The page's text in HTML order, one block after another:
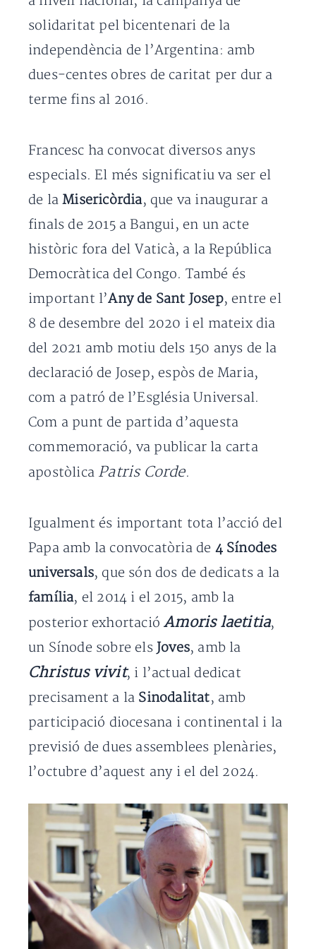
solidaritat pel bicentenari de la
independència de l’Argentina: amb
dues-centes obres de caritat per dur a
terme fins al 2016.
Francesc ha convocat diversos anys
especials. El més significatiu va ser el
de laMisericòrdia, que va inaugurar a
finals de 2015 a Bangui, en un acte
històric fora del Vaticà, a la República
Democràtica del Congo. També és
important l’Any de Sant Josep, entre el
8 de desembre del 2020 i el mateix dia
del 2021 amb motiu dels 150 anys de la
declaració de Josep, espòs de Maria,
com a patró de l’Església Universal.
Com a punt de partida d’aquesta
commemoració, va publicar la carta
apostòlica Patris Corde.
Igualment és important tota l’acció del
Papa amb la convocatòria de 4 Sínodes
universals, que són dos de dedicats a la
família, el 2014 i el 2015, amb la
posterior exhortacióAmoris laetitia,
un Sínode sobre els Joves, amb la
Christus vivit, i l’actual dedicat
precisament a la Sinodalitat, amb
participació diocesana i continental i la
previsió de dues assemblees plenàries,
l’octubre d’aquest any i el del 2024.